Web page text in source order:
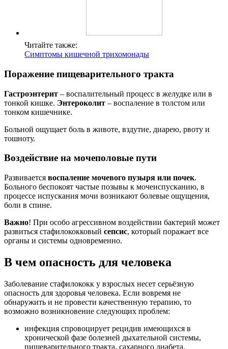
Читайте также:
Симптомы кишечной трихомонады
Поражение пищеварительного тракта
Гастроэнтерит – воспалительный процесс в желудке или в
тонкой кишке. Энтероколит – воспаление в толстом или
тонком кишечнике.
Больной ощущает боль в животе, вздутие, диарею, рвоту и
тошноту.
Воздействие на мочеполовые пути
Развивается воспаление мочевого пузыря или почек.
Больного беспокоят частые позывы к мочеиспусканию, в
процессе испускания мочи возникают болевые ощущения,
боли в спине.
Важно! При особо агрессивном воздействии бактерий может
развиться стафилококковый сепсис, который поражает все
органы и системы одновременно.
В чем опасность для человека
Заболевание стафилококк у взрослых несет серьёзную
опасность для здоровья человека. Если вовремя не
обнаружить и не провести качественную терапию, то
возможно возникновение следующих проблем:
инфекция спровоцирует рецидив имеющихся в
хронической фазе болезней дыхательной системы,
пищеварительного тракта, сахарного диабета,